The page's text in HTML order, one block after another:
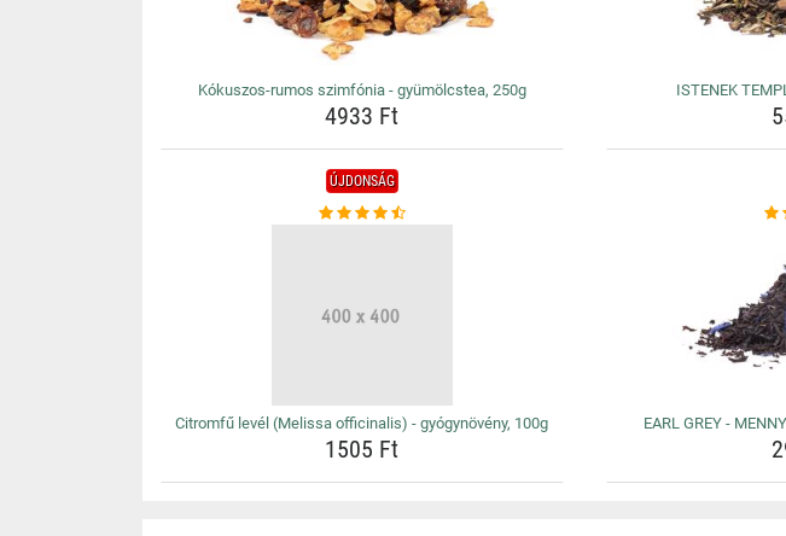
Kókuszos-rumos szimfónia - gyümölcstea, 250g
4933 Ft
ISTENEK
ÚJDONSÁG
Citromfű levél (Melissa officinalis) - gyógynövény, 100g
1505 Ft
EARL GREY -